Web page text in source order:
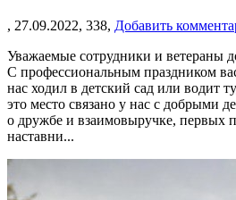
, 27.09.2022, 338, Добавить
Уважаемые сотрудники и ветераны
С профессиональным праздником
нас ходил в детский сад или водит
это место связано у нас с добрыми
о дружбе и взаимовыручке, первых
наставни...